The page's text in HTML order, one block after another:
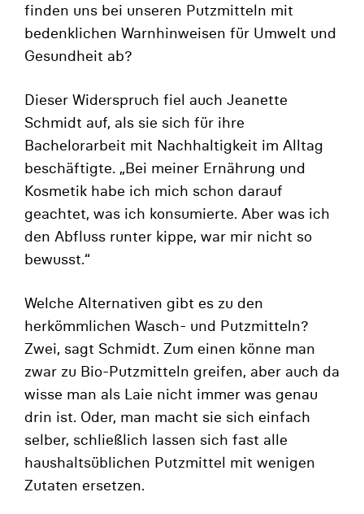
finden uns bei unseren Putzmitteln mit
bedenklichen Warnhinweisen für Umwelt und
Gesundheit ab?
Dieser Widerspruch fiel auch Jeanette
Schmidt auf, als sie sich für ihre
Bachelorarbeit mit Nachhaltigkeit im Alltag
beschäftigte. „Bei meiner Ernährung und
Kosmetik habe ich mich schon darauf
geachtet, was ich konsumierte. Aber was ich
den Abfluss runter kippe, war mir nicht so
bewusst.“
Welche Alternativen gibt es zu den
herkömmlichen Wasch- und Putzmitteln?
Zwei, sagt Schmidt. Zum einen könne man
zwar zu Bio-Putzmitteln greifen, aber auch da
wisse man als Laie nicht immer was genau
drin ist. Oder, man macht sie sich einfach
selber, schließlich lassen sich fast alle
haushaltsüblichen Putzmittel mit wenigen
Zutaten ersetzen.